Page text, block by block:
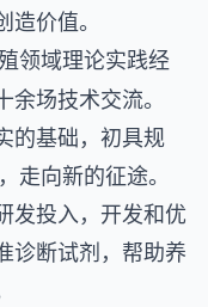
价值。
领域理论实践经
场技术交流。
的基础，初具规
走向新的征途。
发投入，开发和优
诊断试剂，帮助养